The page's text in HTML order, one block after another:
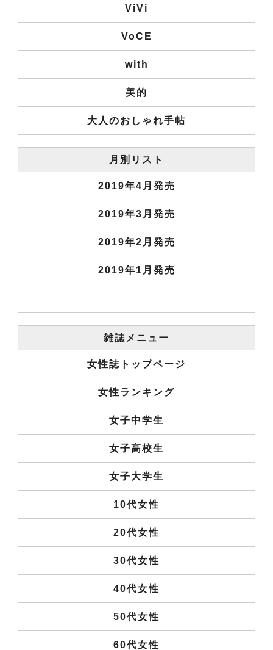
ViVi
VoCE
with
美的
大人のおしゃれ手帖
月別リスト
2019年4月発売
2019年3月発売
2019年2月発売
2019年1月発売
雑誌メニュー
女性誌トップページ
女性ランキング
女子中学生
女子高校生
女子大学生
10代女性
20代女性
30代女性
40代女性
50代女性
60代女性